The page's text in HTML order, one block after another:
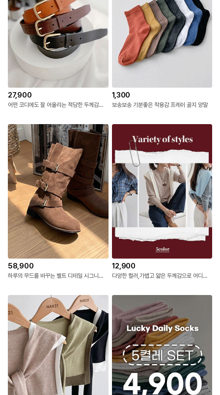
27,900
어떤 코디에도 잘 어울리는 적당한 두께감의 심플하지만 고급스러운 무드로 데일리 코디의 완성도를 높여줄 리얼 소가죽 벨트
1,300
보송보송 기분좋은 착용감 프레쉬 골지 양말
58,900
하루의 무드를 바꾸는 벨트 디테일 시그니처 룩!
12,900
다양한 컬러,가볍고 얇은 두께감으로 어디든 자연스러운 레이어드 아이템!머플러 숄